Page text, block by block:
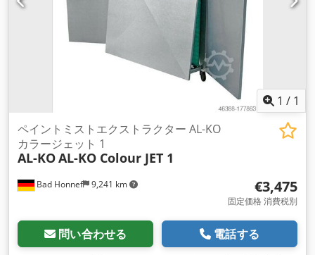
1 / 1
Bad Honnef 9,241 km
ペイントミストエクストラクター AL-KO
カラージェット 1
AL-KOAL-KO Colour JET 1
€3,475
固定価格 消費税別
問い合わせる 電話する